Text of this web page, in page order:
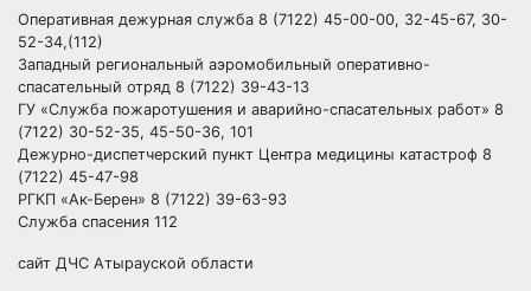
Оперативная дежурная служба 8 (7122) 45-00-00, 32-45-67, 30-
52-34,(112)
Западный региональный аэромобильный оперативно-
спасательный отряд 8 (7122) 39-43-13
ГУ «Служба пожаротушения и аварийно-спасательных работ» 8
(7122) 30-52-35, 45-50-36, 101
Дежурно-диспетчерский пункт Центра медицины катастроф 8
(7122) 45-47-98
РГКП «Ак-Берен» 8 (7122) 39-63-93
Служба спасения 112
сайт ДЧС Атырауской области